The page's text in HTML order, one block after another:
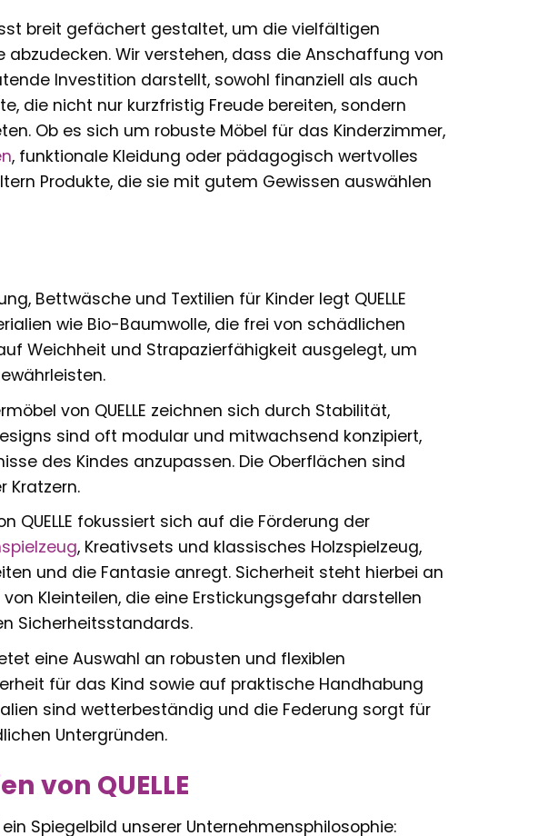
breit gefächert gestaltet, um die vielfältigen
abzudecken. Wir verstehen, dass die Anschaffung von
Investition darstellt, sowohl finanziell als auch
die nicht nur kurzfristig Freude bereiten, sondern
Ob es sich um robuste Möbel für das Kinderzimmer,
, funktionale Kleidung oder pädagogisch wertvolles
Produkte, die sie mit gutem Gewissen auswählen
Bettwäsche und Textilien für Kinder legt QUELLE
wie Bio-Baumwolle, die frei von schädlichen
Weichheit und Strapazierfähigkeit ausgelegt, um
von QUELLE zeichnen sich durch Stabilität,
sind oft modular und mitwachsend konzipiert,
des Kindes anzupassen. Die Oberflächen sind
Kratzern.
QUELLE fokussiert sich auf die Förderung der
, Kreativsets und klassisches Holzspielzeug,
und die Fantasie anregt. Sicherheit steht hierbei an
Kleinteilen, die eine Erstickungsgefahr darstellen
Sicherheitsstandards.
eine Auswahl an robusten und flexiblen
für das Kind sowie auf praktische Handhabung
sind wetterbeständig und die Federung sorgt für
Untergründen.
von QUELLE
ein Spiegelbild unserer Unternehmensphilosophie: